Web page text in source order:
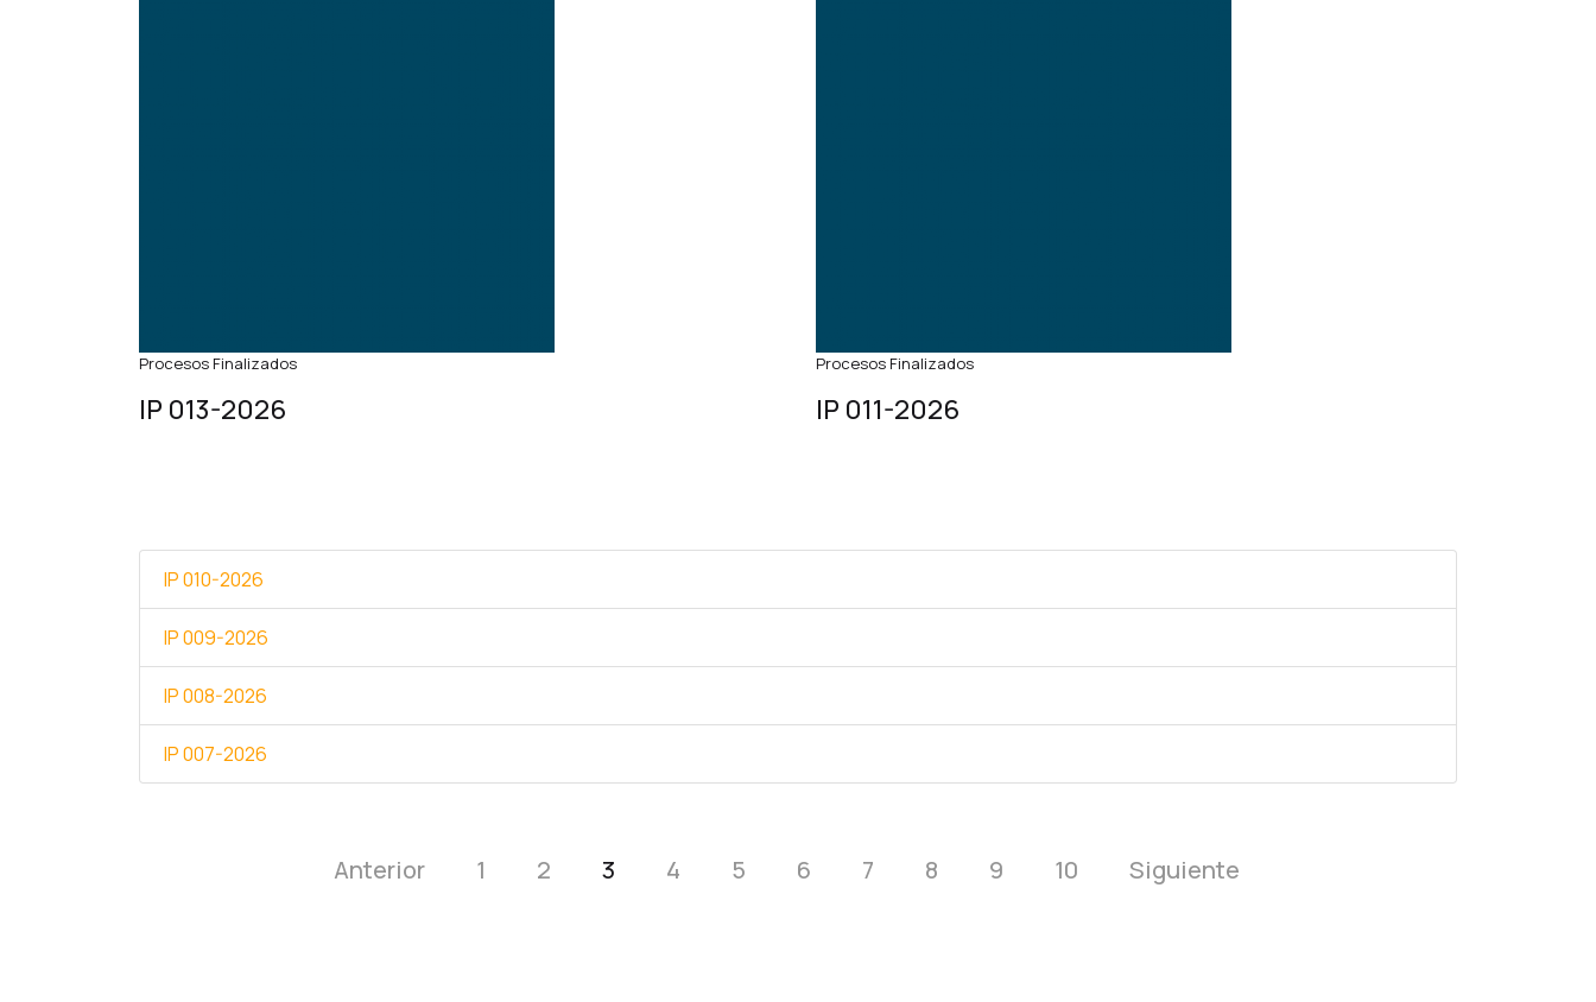
Procesos Finalizados
IP 013-2026
Procesos Finalizados
IP 011-2026
IP 010-2026
IP 009-2026
IP 008-2026
IP 007-2026
Anterior 1 2 3 4 5 6 7 8 9 10 Siguiente